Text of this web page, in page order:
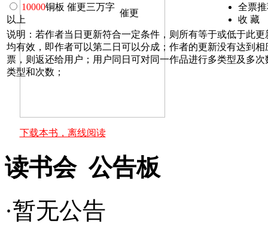
10000铜板 催更三万字
以上
催更
说明：若作者当日更新符合一定条件，则所有等于或低于此
均有效，即作者可以第二日可以分成；作者的更新没有达到
票，则返还给用户；用户同日可对同一作品进行多类型及多
类型和次数；
下载本书，离线阅读
全票
收 藏
读书会 公告板
·暂无公告